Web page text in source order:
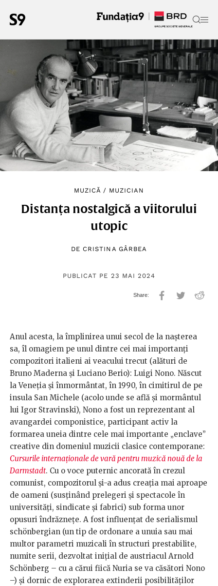
MUZICĂ / MUZICIAN
Distanța nostalgică a viitorului
utopic
DE CRISTINA GÂRBEA
PUBLICAT PE 23 MAI 2024
Anul acesta, la împlinirea unui secol de la nașterea
sa, îl omagiem pe unul dintre cei mai importanți
compozitori italieni ai veacului trecut (alături de
Bruno Maderna și Luciano Berio): Luigi Nono. Născut
la Veneția și înmormântat, în 1990, în cimitirul de pe
insula San Michele (acolo unde se află și mormântul
lui Igor Stravinski), Nono a fost un reprezentant al
avangardei componistice, participant activ la
formarea uneia dintre cele mai importante „enclave”
creative din domeniul muzicii clasice contemporane:
Cursurile internaționale de vară pentru muzică nouă de la
Darmstadt. Cu o voce puternic ancorată în crezul
comunist, compozitorul și-a adus creația mai aproape
de oameni (susținând prelegeri și spectacole în
universități, sindicate și fabrici) sub forma unor
opusuri îndrăznețe. A fost influențat de serialismul
schönbergian (un tip de ordonare a unuia sau mai
multor parametri muzicali în structuri prestabilite,
numite serii, dezvoltat iniţial de austriacul Arnold
Schönberg – cu a cărui fiică Nuria se va căsători Nono
–) și dornic de explorarea extinderii posibilităților